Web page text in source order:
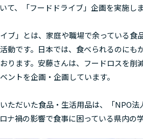
て、「フードドライブ」企画を実施しま
ブ」とは、家庭や職場で余っている食
動です。日本では、食べられるのに
ります。安藤さんは、フードロスを
ントを企画・企画しています。
ただいた食品・生活用品は、「NPO
ナ禍の影響で食事に困っている県内の